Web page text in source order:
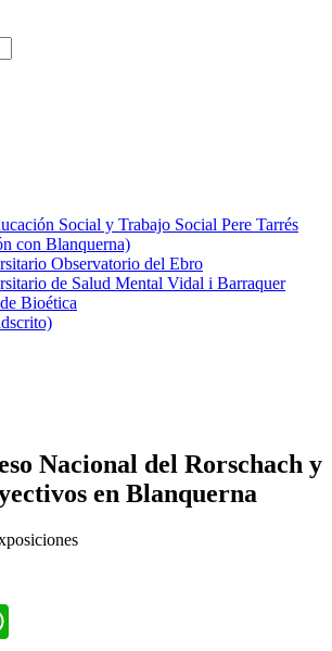
Social y Trabajo Social Pere Tarrés
con Blanquerna)
Observatorio del Ebro
de Salud Mental Vidal i Barraquer
Bioética
Nacional del Rorschach y
en Blanquerna